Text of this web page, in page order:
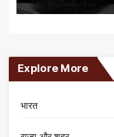
Explore More
भारत